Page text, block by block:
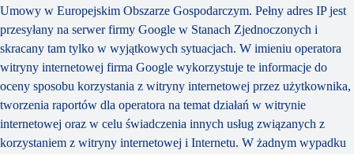
Umowy w Europejskim Obszarze Gospodarczym. Pełny adres IP jest
przesyłany na serwer firmy Google w Stanach Zjednoczonych i
skracany tam tylko w wyjątkowych sytuacjach. W imieniu operatora
witryny internetowej firma Google wykorzystuje te informacje do
oceny sposobu korzystania z witryny internetowej przez użytkownika,
tworzenia raportów dla operatora na temat działań w witrynie
internetowej oraz w celu świadczenia innych usług związanych z
korzystaniem z witryny internetowej i Internetu. W żadnym wypadku